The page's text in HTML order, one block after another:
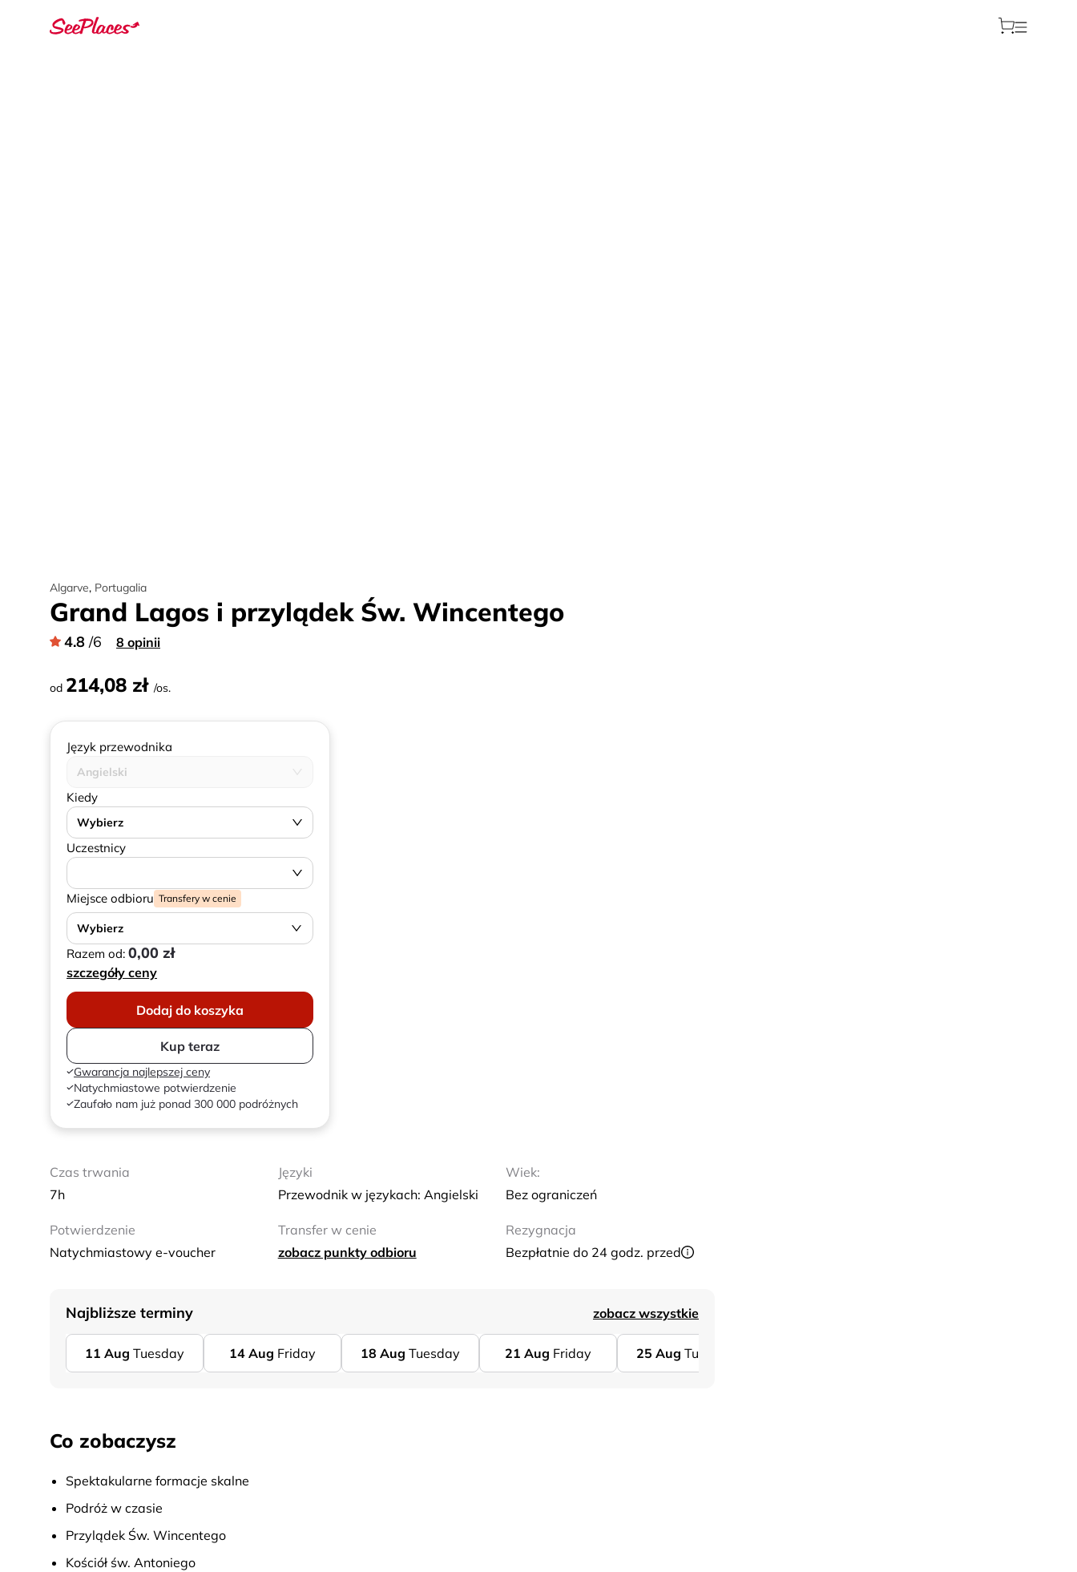
Algarve, Portugalia
Grand Lagos i przylądek Św. Wincentego
4.8 /6 8 opinii
od 214,08 zł /os.
Język przewodnika
Angielski
Kiedy
Wybierz
Uczestnicy
Miejsce odbioru Transfery w cenie
Wybierz
Razem od: 0,00 zł
szczegóły ceny
Dodaj do koszyka
Kup teraz
Gwarancja najlepszej ceny
Natychmiastowe potwierdzenie
Zaufało nam już ponad 300 000 podróżnych
Czas trwania
7h
Języki
Przewodnik w językach: Angielski
Wiek:
Bez ograniczeń
Potwierdzenie
Natychmiastowy e-voucher
Transfer w cenie
zobacz punkty odbioru
Rezygnacja
Bezpłatnie do 24 godz. przed
Najbliższe terminy zobacz wszystkie
11 Aug Tuesday 14 Aug Friday 18 Aug Tuesday 21 Aug Friday 25 Aug Tuesday
Co zobaczysz
Spektakularne formacje skalne
Podróż w czasie
Przylądek Św. Wincentego
Kościół św. Antoniego